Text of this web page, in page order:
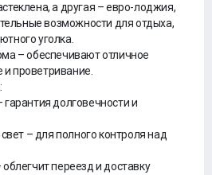
а другая – евро-лоджия,
возможности для отдыха,
уголка.
– обеспечивают отличное
проветривание.
долговечности и
– для полного контроля над
переезд и доставку